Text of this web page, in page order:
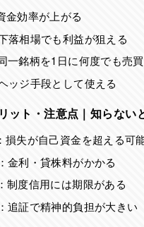
金効率が上がる
落相場でも利益が狙える
一銘柄を1日に何度でも売
ッジ手段として使える
ット・注意点｜知らない
損失が自己資金を超える可
金利・貸株料がかかる
制度信用には期限がある
追証で精神的負担が大きい